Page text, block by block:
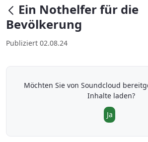
null
Ein Nothelfer für die
Bevölkerung
Publiziert 02.08.24
Möchten Sie von Soundcloud
Inhalte laden?
Ja